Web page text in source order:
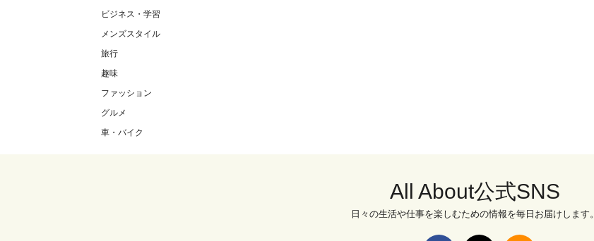
ビジネス・学習
メンズスタイル
旅行
趣味
ファッション
グルメ
車・バイク
All About公式SNS
日々の生活や仕事を楽しむための情報を毎日お届けします。